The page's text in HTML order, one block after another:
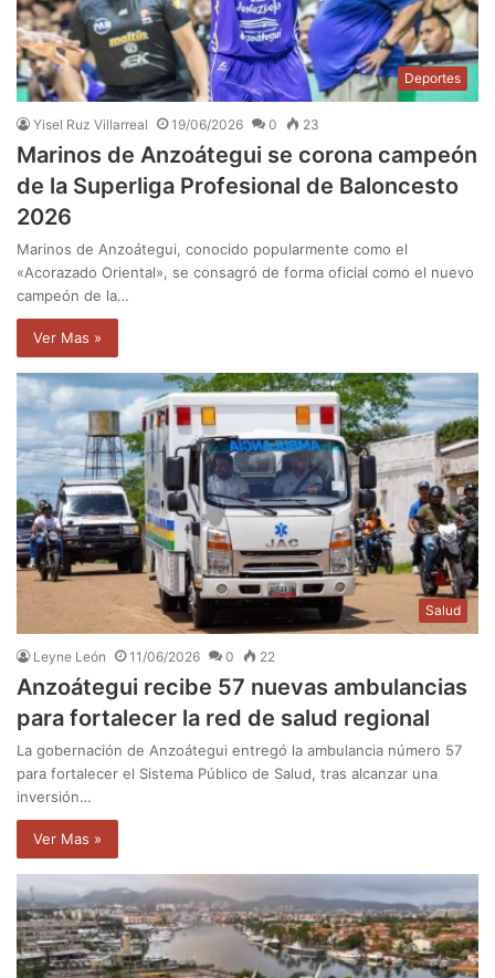
Deportes
Yisel Ruz Villarreal 19/06/2026 0 23
Marinos de Anzoátegui se corona campeón
de la Superliga Profesional de Baloncesto
2026
Marinos de Anzoátegui, conocido popularmente como el
«Acorazado Oriental», se consagró de forma oficial como el nuevo
campeón de la…
Ver Mas »
Salud
Leyne León 11/06/2026 0 22
Anzoátegui recibe 57 nuevas ambulancias
para fortalecer la red de salud regional
La gobernación de Anzoátegui entregó la ambulancia número 57
para fortalecer el Sistema Público de Salud, tras alcanzar una
inversión…
Ver Mas »